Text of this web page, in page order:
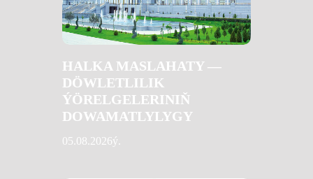
HALKA MASLAHATY —
DÖWLETLILIK
ÝÖRELGELERINIŇ
DOWAMATLYLYGY
05.08.2026ý.